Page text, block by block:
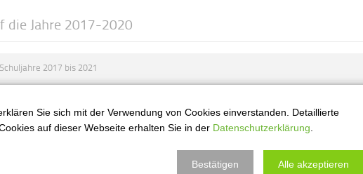
die Jahre 2017-2020
2017 bis 2021
- Schuljahr 2020/21
Sie sich mit der Verwendung von Cookies einverstanden. Detaillierte
auf dieser Webseite erhalten Sie in der Datenschutzerklärung
Bestätigen Alle akzeptieren